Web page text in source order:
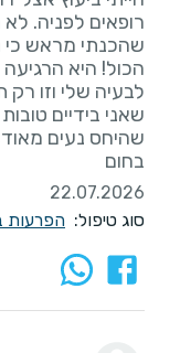
רופאים לפניה.
שהכנתי מראש כי
הכול! היא
לבעיה שלי וזו
שאני בידיים
שהיחס נעים
בחום
22.07.2026
סוג טיפול: הפרעות